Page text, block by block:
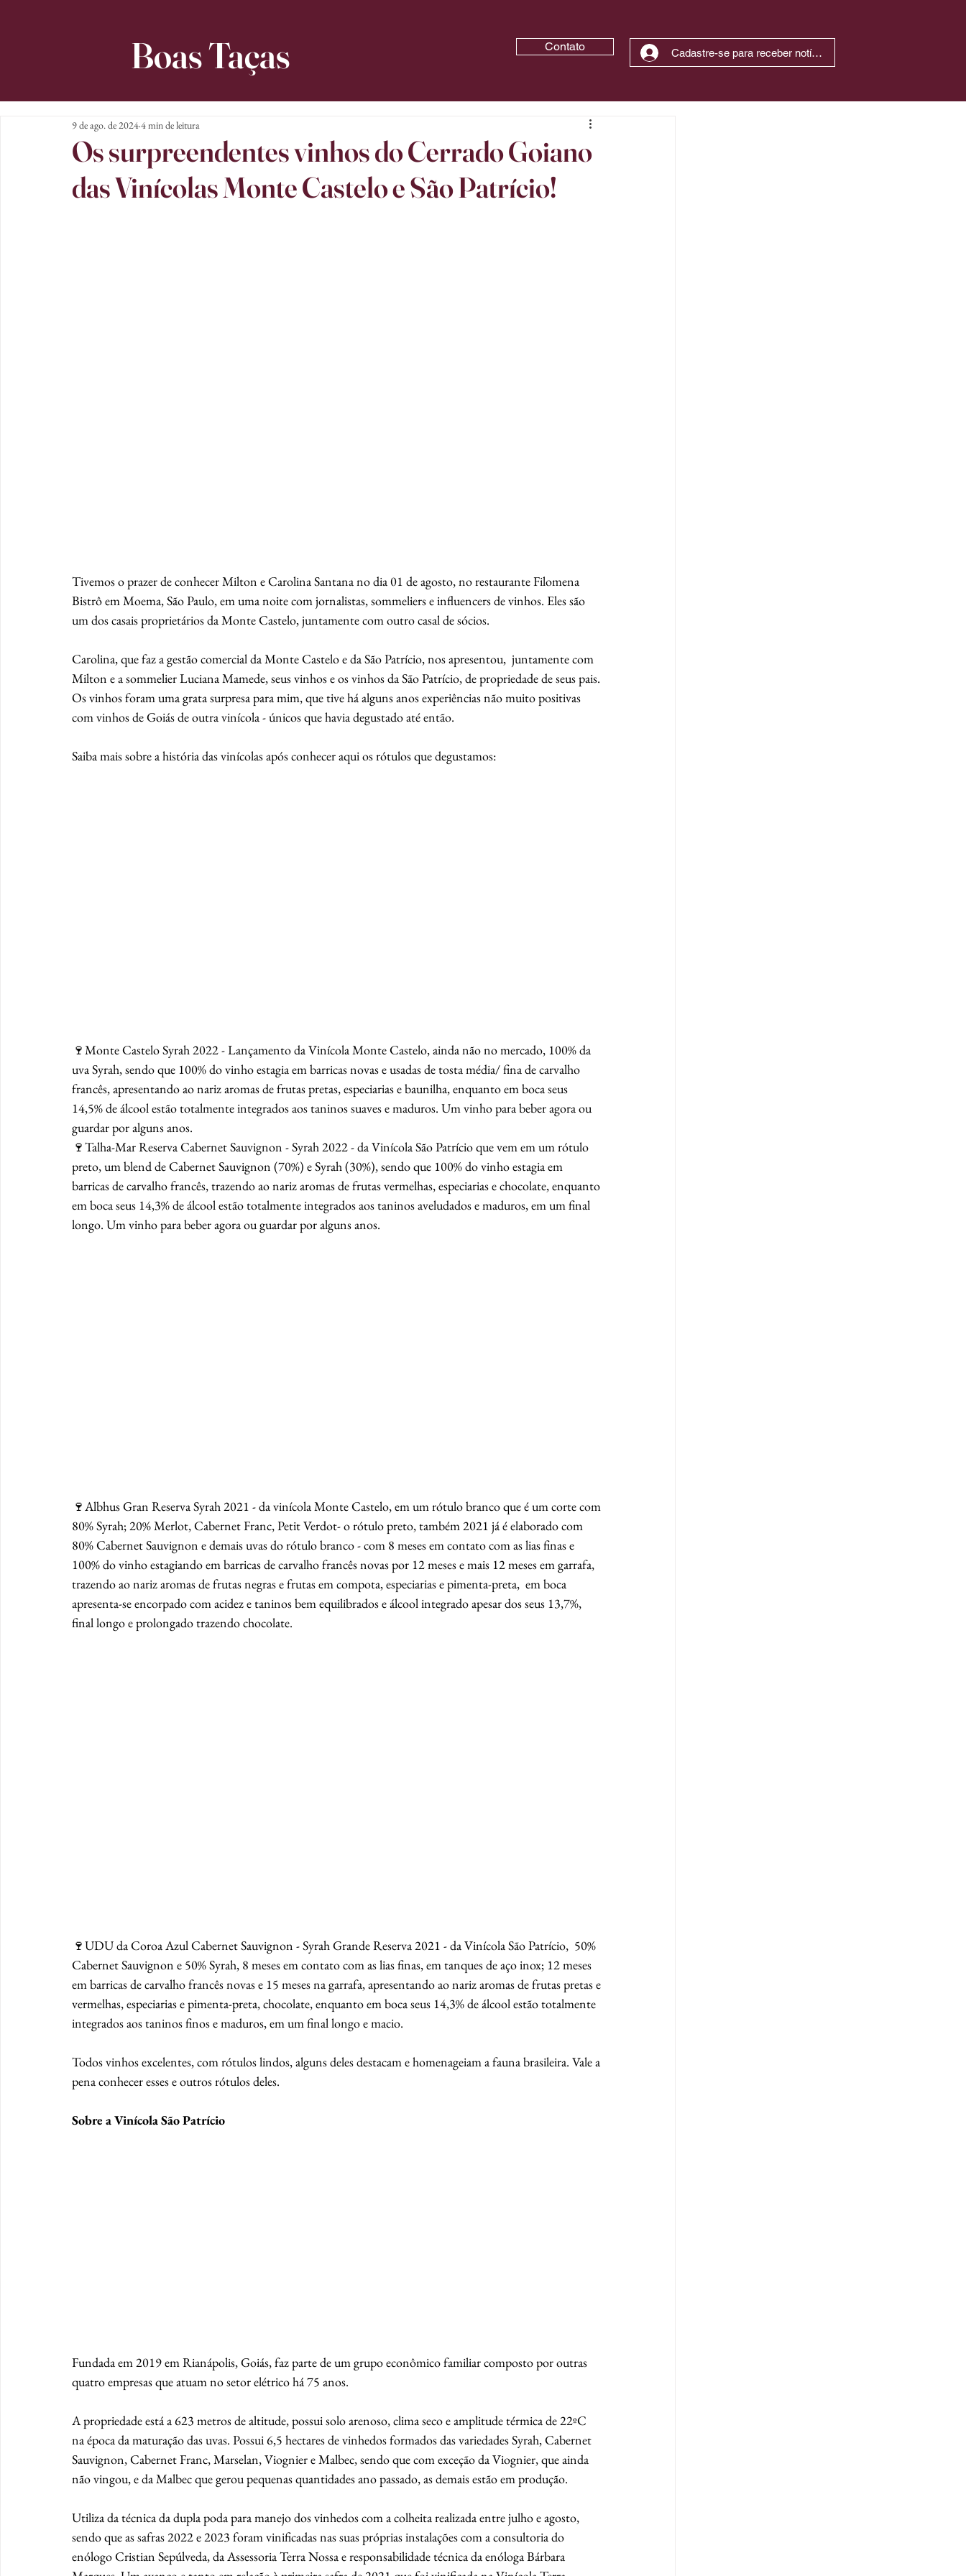
Boas Taças Contato Cadastre-se para receber notícias
Os surpreendentes vinhos do Cerrado Goiano
das Vinícolas Monte Castelo e São Patrício!
9 de ago. de 20244 min de leitura
Tivemos o prazer de conhecer Milton e Carolina Santana no dia 01 de agosto, no restaurante Filomena
Bistrô em Moema, São Paulo, em uma noite com jornalistas, sommeliers e influencers de vinhos. Eles são
um dos casais proprietários da Monte Castelo, juntamente com outro casal de sócios.
Carolina, que faz a gestão comercial da Monte Castelo e da São Patrício, nos apresentou,  juntamente com
Milton e a sommelier Luciana Mamede, seus vinhos e os vinhos da São Patrício, de propriedade de seus pais.
Os vinhos foram uma grata surpresa para mim, que tive há alguns anos experiências não muito positivas
com vinhos de Goiás de outra vinícola - únicos que havia degustado até então.
Saiba mais sobre a história das vinícolas após conhecer aqui os rótulos que degustamos:
🍷Monte Castelo Syrah 2022 - Lançamento da Vinícola Monte Castelo, ainda não no mercado, 100% da
uva Syrah, sendo que 100% do vinho estagia em barricas novas e usadas de tosta média/ fina de carvalho
francês, apresentando ao nariz aromas de frutas pretas, especiarias e baunilha, enquanto em boca seus
14,5% de álcool estão totalmente integrados aos taninos suaves e maduros. Um vinho para beber agora ou
guardar por alguns anos.
🍷Talha-Mar Reserva Cabernet Sauvignon - Syrah 2022 - da Vinícola São Patrício que vem em um rótulo
preto, um blend de Cabernet Sauvignon (70%) e Syrah (30%), sendo que 100% do vinho estagia em
barricas de carvalho francês, trazendo ao nariz aromas de frutas vermelhas, especiarias e chocolate, enquanto
em boca seus 14,3% de álcool estão totalmente integrados aos taninos aveludados e maduros, em um final
longo. Um vinho para beber agora ou guardar por alguns anos.
🍷Albhus Gran Reserva Syrah 2021 - da vinícola Monte Castelo, em um rótulo branco que é um corte com
80% Syrah; 20% Merlot, Cabernet Franc, Petit Verdot- o rótulo preto, também 2021 já é elaborado com
80% Cabernet Sauvignon e demais uvas do rótulo branco - com 8 meses em contato com as lias finas e
100% do vinho estagiando em barricas de carvalho francês novas por 12 meses e mais 12 meses em garrafa,
trazendo ao nariz aromas de frutas negras e frutas em compota, especiarias e pimenta-preta,  em boca
apresenta-se encorpado com acidez e taninos bem equilibrados e álcool integrado apesar dos seus 13,7%,
final longo e prolongado trazendo chocolate.
🍷UDU da Coroa Azul Cabernet Sauvignon - Syrah Grande Reserva 2021 - da Vinícola São Patrício,  50%
Cabernet Sauvignon e 50% Syrah, 8 meses em contato com as lias finas, em tanques de aço inox; 12 meses
em barricas de carvalho francês novas e 15 meses na garrafa, apresentando ao nariz aromas de frutas pretas e
vermelhas, especiarias e pimenta-preta, chocolate, enquanto em boca seus 14,3% de álcool estão totalmente
integrados aos taninos finos e maduros, em um final longo e macio.
Todos vinhos excelentes, com rótulos lindos, alguns deles destacam e homenageiam a fauna brasileira. Vale a
pena conhecer esses e outros rótulos deles.
Sobre a Vinícola São Patrício
Fundada em 2019 em Rianápolis, Goiás, faz parte de um grupo econômico familiar composto por outras
quatro empresas que atuam no setor elétrico há 75 anos.
A propriedade está a 623 metros de altitude, possui solo arenoso, clima seco e amplitude térmica de 22ºC
na época da maturação das uvas. Possui 6,5 hectares de vinhedos formados das variedades Syrah, Cabernet
Sauvignon, Cabernet Franc, Marselan, Viognier e Malbec, sendo que com exceção da Viognier, que ainda
não vingou, e da Malbec que gerou pequenas quantidades ano passado, as demais estão em produção.
Utiliza da técnica da dupla poda para manejo dos vinhedos com a colheita realizada entre julho e agosto,
sendo que as safras 2022 e 2023 foram vinificadas nas suas próprias instalações com a consultoria do
enólogo Cristian Sepúlveda, da Assessoria Terra Nossa e responsabilidade técnica da enóloga Bárbara